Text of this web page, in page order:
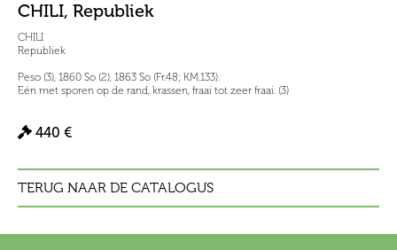
CHILI, Republiek
CHILI
Republiek
Peso (3), 1860 So (2), 1863 So (Fr.48; KM.133).
Eén met sporen op de rand, krassen, fraai tot zeer fraai. (3)
440 €
TERUG NAAR DE CATALOGUS